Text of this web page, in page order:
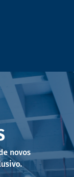
novos